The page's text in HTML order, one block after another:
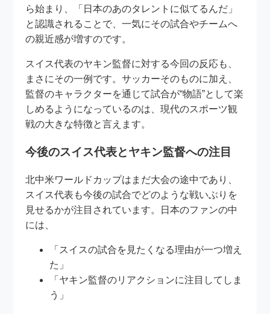
ら始まり、「日本のあのタレントに似てるんだ」
と認識されることで、一気にその試合やチームへ
の親近感が増すのです。
スイス代表のヤキン監督に対する今回の反応も、
まさにその一例です。サッカーそのものに加え、
監督のキャラクターを通じて試合が“物語”として楽
しめるようになっているのは、現代のスポーツ観
戦の大きな特徴と言えます。
今後のスイス代表とヤキン監督への注目
北中米ワールドカップはまだ大会の途中であり、
スイス代表も今後の試合でどのような戦いぶりを
見せるかが注目されています。日本のファンの中
には、
「スイスの試合を見たくなる理由が一つ増え
た」
「ヤキン監督のリアクションに注目してしま
う」